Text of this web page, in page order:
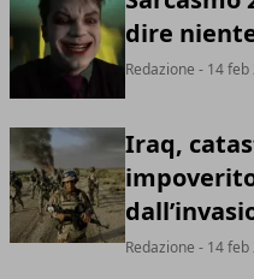
dire
Redazione - 14 feb
Iraq,
Redazione - 14 feb